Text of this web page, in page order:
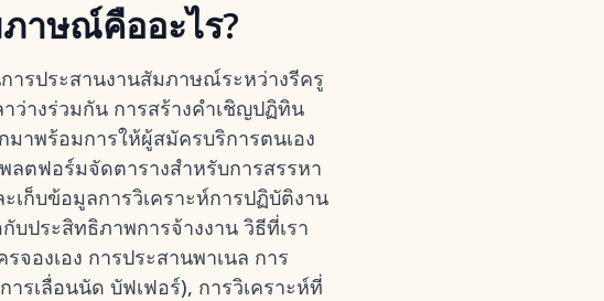
าษณ์คืออะไร?
รประสานงานสัมภาษณ์ระหว่างรีครู
ว่างร่วมกัน การสร้างคำเชิญปฏิทิน
าพร้อมการให้ผู้สมัครบริการตนเอง
ลตฟอร์มจัดตารางสำหรับการสรรหา
ก็บข้อมูลการวิเคราะห์การปฏิบัติงาน
ประสิทธิภาพการจ้างงาน วิธีที่เรา
องเอง การประสานพาเนล การ
รเลื่อนนัด บัฟเฟอร์), การวิเคราะห์ที่